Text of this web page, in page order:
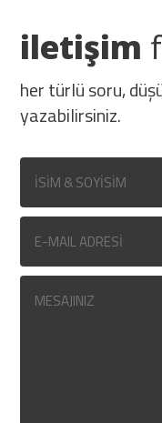
iletişim
her türlü soru,
yazabilirsiniz.